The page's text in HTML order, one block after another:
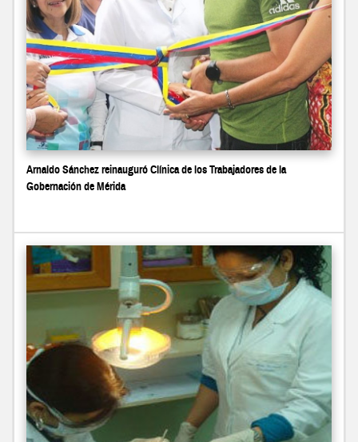
Arnaldo Sánchez reinauguró Clínica de los Trabajadores de la
Gobernación de Mérida